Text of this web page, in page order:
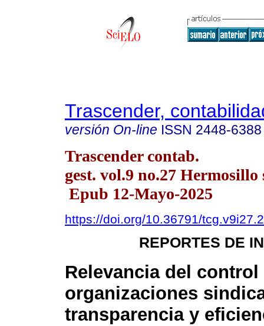
Trascender,
versión On-line ISSN 2448-6388
Trascender contab.
gest. vol.9 no.27 Hermosillo
Epub 12-Mayo-2025
https://doi.org/10.36791/
REPORTES DE
Relevancia del
organizaciones
transparencia y